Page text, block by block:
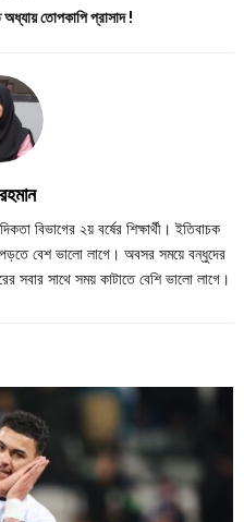
তোপকাপি প্রাসাদ !
বিভাগের ২য় বর্ষের শিক্ষার্থী। ইতিবাচক
পড়তে বেশ ভালো লাগে। অবসর সময়ে বন্ধুদের
সবার সাথে সময় কাটাতে বেশি ভালো লাগে।